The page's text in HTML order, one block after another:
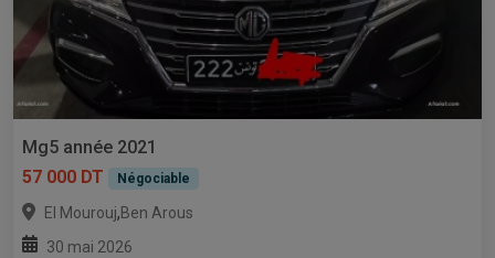
Mg5 année 2021
57 000 DT
Négociable
El Mourouj,Ben Arous
30 mai 2026